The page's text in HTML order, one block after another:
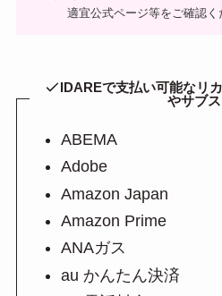
適宜公式ページ等をご確認く
IDAREで支払い可能なリ
やサブス
ABEMA
Adobe
Amazon Japan
Amazon Prime
ANAガス
au かんたん決済